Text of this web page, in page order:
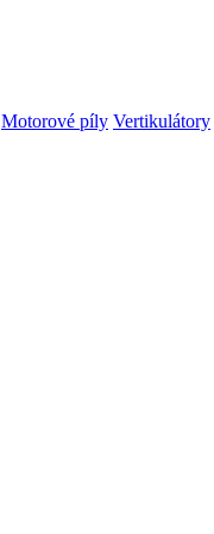
Motorové píly Vertikulátory